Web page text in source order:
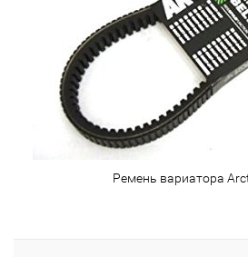
Ремень вариатора